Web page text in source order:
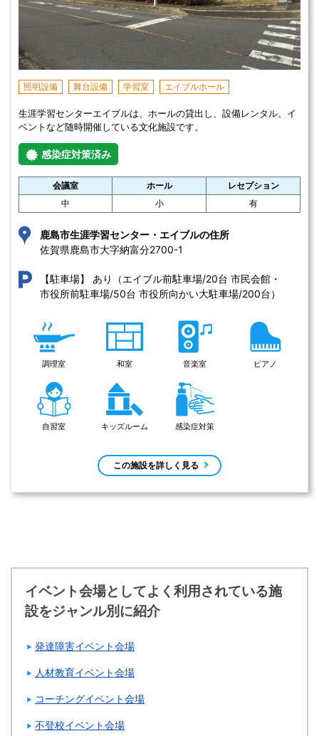
照明設備 舞台設備 学習室 エイブルホール
生涯学習センターエイブルは、ホールの貸出し、設備レンタル、イ
ベントなど随時開催している文化施設です。
感染症対策済み
会議室 ホール
レセプション
中
小 有
鹿島市生涯学習センター・エイブルの住所
佐賀県鹿島市大字納富分2700-1
【駐車場】
あり（エイブル前駐車場/20台 市民会館・
市役所前駐車場/50台 市役所向かい大駐車場/200台）
調理室 和室 音楽室 ピアノ
自習室 キッズルーム 感染症対策
この施設を詳しく見る
イベント会場としてよく利用されている施
設をジャンル別に紹介
発達障害イベント会場
人材教育イベント会場
コーチングイベント会場
不登校イベント会場